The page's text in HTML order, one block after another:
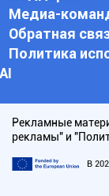
Медиа-
Обратная
Политика
АI
Рекламные
рекламы" и
В